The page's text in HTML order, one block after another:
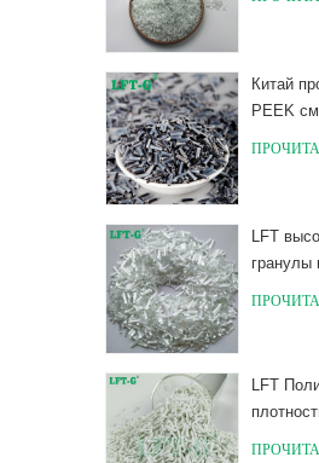
Китай
PEEK
LFT
гранулы
LFT